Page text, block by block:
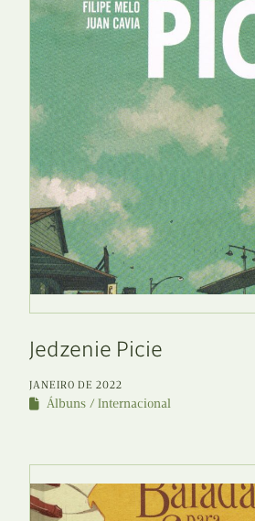
Jedzenie Picie
JANEIRO DE 2022
Álbuns Internacional